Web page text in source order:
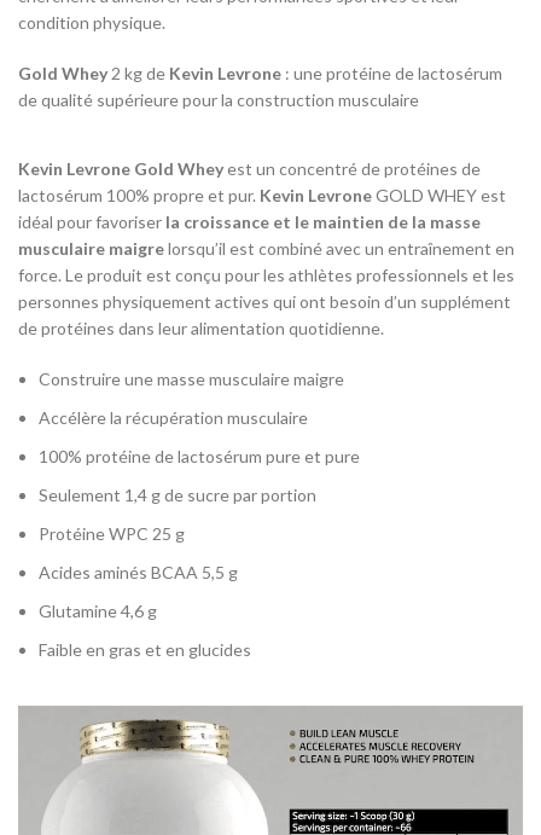
condition physique.
Gold Whey 2 kg de Kevin Levrone : une protéine de lactosérum
de qualité supérieure pour la construction musculaire
Kevin Levrone Gold Wheyest un concentré de protéines de
lactosérum 100% propre et pur. Kevin LevroneGOLD WHEY est
idéal pour favoriser la croissance et le maintien de la masse
musculaire maigrelorsqu’il est combiné avec un entraînement en
force. Le produit est conçu pour les athlètes professionnels et les
personnes physiquement actives qui ont besoin d’un supplément
de protéines dans leur alimentation quotidienne.
Construire une masse musculaire maigre
Accélère la récupération musculaire
100% protéine de lactosérum pure et pure
Seulement 1,4 g de sucre par portion
Protéine WPC 25 g
Acides aminés BCAA 5,5 g
Glutamine 4,6 g
Faible en gras et en glucides